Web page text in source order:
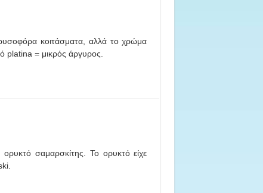
κοιτάσματα, αλλά το χρώμα
platina = μικρός άργυρος.
σαμαρσκίτης. Το ορυκτό είχε